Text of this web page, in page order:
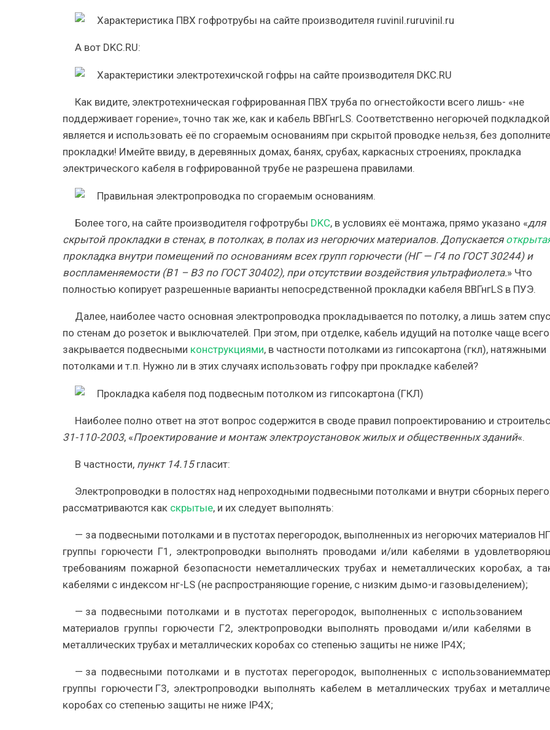
А вот DKC.RU:
Как видите, электротехническая гофрированная ПВХ труба по огнестойкости всего лишь- «не
поддерживает горение», точно так же, как и кабель ВВГнгLS. Соответственно негорючей
является и использовать её по сгораемым основаниям при скрытой проводке нельзя, без
прокладки! Имейте ввиду, в деревянных домах, банях, срубах, каркасных строениях, прокладка
электрического кабеля в гофрированной трубе не разрешена правилами.
Более того, на сайте производителя гофротрубы DKC, в условиях её монтажа, прямо указано «для
скрытой прокладки в стенах, в потолках, в полах из негорючих материалов. Допускается
прокладка внутри помещений по основаниям всех групп горючести (НГ — Г4 по ГОСТ 30244) и
воспламеняемости (В1 – В3 по ГОСТ 30402), при отсутствии воздействия ультрафиолета.» Что
полностью копирует разрешенные варианты непосредственной прокладки кабеля ВВГнгLS в ПУЭ.
Далее, наиболее часто основная электропроводка прокладывается по потолку, а лишь затем
по стенам до розеток и выключателей. При этом, при отделке, кабель идущий на потолке чаще всего
закрывается подвесными конструкциями, в частности потолками из гипсокартона (гкл), натяжными
потолками и т.п. Нужно ли в этих случаях использовать гофру при прокладке кабелей?
Наиболее полно ответ на этот вопрос содержится в своде правил попроектированию и
31-110-2003, «Проектирование и монтаж электроустановок жилых и общественных зданий«.
В частности, пункт 14.15гласит:
Электропроводки в полостях над непроходными подвесными потолками и внутри сборных
рассматриваются как скрытые, и их следует выполнять:
— за подвесными потолками и в пустотах перегородок, выполненных из негорючих материалов
группы горючести Г1 , электропроводки выполнять проводами и/или кабелями в
требованиям пожарной безопасности неметаллических трубах и неметаллических коробах, а
кабелями с индексом нг-LS (не распространяющие горение, с низким дымо-и газовыделением);
— за подвесными потолками и в пустотах перегородок, выполненных с использованием
материалов группы горючести Г2, электропроводки выполнять проводами и/или кабелями в
металлических трубах и металлических коробах со степенью защиты не ниже IP4X;
— за подвесными потолками и в пустотах перегородок, выполненных с
группы горючести Г3, электропроводки выполнять кабелем в металлических трубах и
коробах со степенью защиты не ниже IP4X;